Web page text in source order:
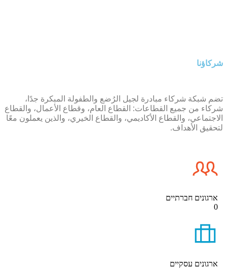
شركاؤنا
تضم شبكة شركاء مبادرة لجيل الرُضع والطفولة المبكرة جدًا،
شركاء من جميع القطاعات: القطاع العام، وقطاع الأعمال، والقطاع
الاجتماعي، والقطاع الأكاديمي، والقطاع الخيري، والذين يعملون معًا
لتحقيق الأهداف.
ארגונים חברתיים
ארגונים עסקיים